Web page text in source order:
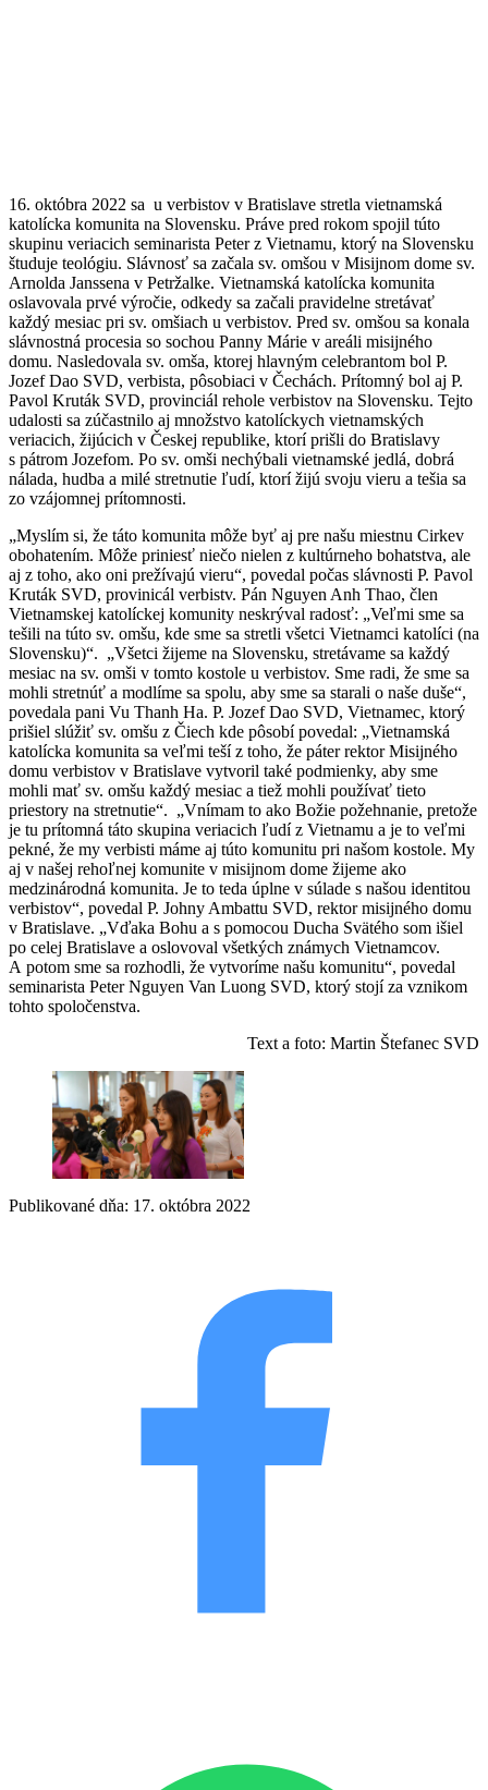
16. októbra 2022 sa u verbistov v Bratislave stretla vietnamská
katolícka komunita na Slovensku. Práve pred rokom spojil túto
skupinu veriacich seminarista Peter z Vietnamu, ktorý na Slovensku
študuje teológiu. Slávnosť sa začala sv. omšou v Misijnom dome sv.
Arnolda Janssena v Petržalke. Vietnamská katolícka komunita
oslavovala prvé výročie, odkedy sa začali pravidelne stretávať
každý mesiac pri sv. omšiach u verbistov. Pred sv. omšou sa konala
slávnostná procesia so sochou Panny Márie v areáli misijného
domu. Nasledovala sv. omša, ktorej hlavným celebrantom bol P.
Jozef Dao SVD, verbista, pôsobiaci v Čechách. Prítomný bol aj P.
Pavol Kruták SVD, provinciál rehole verbistov na Slovensku. Tejto
udalosti sa zúčastnilo aj množstvo katolíckych vietnamských
veriacich, žijúcich v Českej republike, ktorí prišli do Bratislavy
s pátrom Jozefom. Po sv. omši nechýbali vietnamské jedlá, dobrá
nálada, hudba a milé stretnutie ľudí, ktorí žijú svoju vieru a tešia sa
zo vzájomnej prítomnosti.
„Myslím si, že táto komunita môže byť aj pre našu miestnu Cirkev
obohatením. Môže priniesť niečo nielen z kultúrneho bohatstva, ale
aj z toho, ako oni prežívajú vieru“, povedal počas slávnosti P. Pavol
Kruták SVD, provinicál verbistv. Pán Nguyen Anh Thao, člen
Vietnamskej katolíckej komunity neskrýval radosť: „Veľmi sme sa
tešili na túto sv. omšu, kde sme sa stretli všetci Vietnamci katolíci (na
Slovensku)“. „Všetci žijeme na Slovensku, stretávame sa každý
mesiac na sv. omši v tomto kostole u verbistov. Sme radi, že sme sa
mohli stretnúť a modlíme sa spolu, aby sme sa starali o naše duše“,
povedala pani Vu Thanh Ha. P. Jozef Dao SVD, Vietnamec, ktorý
prišiel slúžiť sv. omšu z Čiech kde pôsobí povedal: „Vietnamská
katolícka komunita sa veľmi teší z toho, že páter rektor Misijného
domu verbistov v Bratislave vytvoril také podmienky, aby sme
mohli mať sv. omšu každý mesiac a tiež mohli používať tieto
priestory na stretnutie“. „Vnímam to ako Božie požehnanie, pretože
je tu prítomná táto skupina veriacich ľudí z Vietnamu a je to veľmi
pekné, že my verbisti máme aj túto komunitu pri našom kostole. My
aj v našej rehoľnej komunite v misijnom dome žijeme ako
medzinárodná komunita. Je to teda úplne v súlade s našou identitou
verbistov“, povedal P. Johny Ambattu SVD, rektor misijného domu
v Bratislave. „Vďaka Bohu a s pomocou Ducha Svätého som išiel
po celej Bratislave a oslovoval všetkých známych Vietnamcov.
A potom sme sa rozhodli, že vytvoríme našu komunitu“, povedal
seminarista Peter Nguyen Van Luong SVD, ktorý stojí za vznikom
tohto spoločenstva.
Text a foto: Martin Štefanec SVD
Publikované dňa: 17. októbra 2022